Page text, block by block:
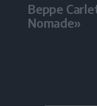
Beppe
Nomade»